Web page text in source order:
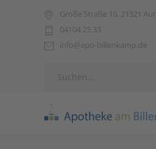
Große Straße 10, 21521
04104 25 33
info@apo-billenkamp.de